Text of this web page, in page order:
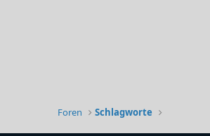
Foren Schlagworte